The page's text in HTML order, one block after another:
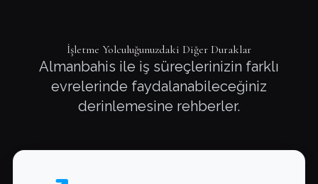
İşletme Yolculuğunuzdaki Diğer Duraklar
Almanbahis ile iş süreçlerinizin farklı
evrelerinde faydalanabileceğiniz
derinlemesine rehberler.